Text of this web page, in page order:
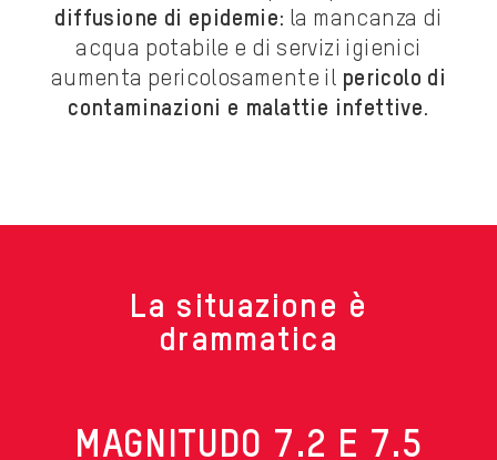
diffusione di epidemie: la mancanza di
acqua potabile e di servizi igienici
aumenta pericolosamente il pericolo di
contaminazioni e malattie infettive.
La situazione è
drammatica
MAGNITUDO 7.2 E 7.5